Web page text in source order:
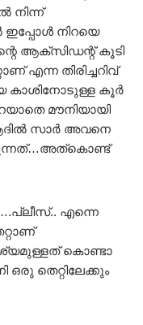
നിന്ന്
ഇപ്പോൾ നിറയെ
ആക്‌സിഡന്റ് കൂടി
എന്ന തിരിച്ചറിവ്
കാശിനോടുള്ള കൂർ
മൗനിയായി
സാർ അവനെ
എന്നെ
കൊണ്ടാ
തെറ്റിലേക്കും